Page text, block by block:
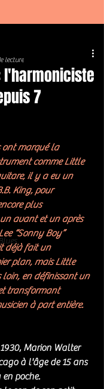
: l'harmoniciste
7
lecture
5.
ont marqué la
comme Little
il y a eu un
King, pour
plus
avant et un après
“Sonny Boy”
déjà fait un
plan, mais Little
en définissant un
transformant
à part entière.
Marion Walter
à l'âge de 15 ans
poche.